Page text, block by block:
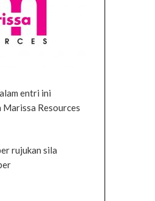
entri ini
Marissa Resources
rujukan sila